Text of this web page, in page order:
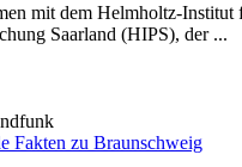
mit dem Helmholtz-Institut
Saarland (HIPS), der ...
Fakten zu Braunschweig